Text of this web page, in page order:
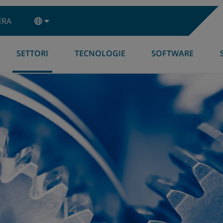
SETTORI TECNOLOGIE SOFTWARE